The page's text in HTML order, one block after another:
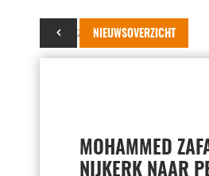
NIEUWSOVERZICHT
28 mei 2022
MOHAMMED
NIJKERK NAAR